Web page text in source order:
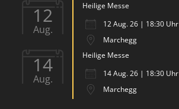
12
Aug.
Heilige Messe
12 Aug. 26 | 18:30 Uhr
Marchegg
14
Aug.
Heilige Messe
14 Aug. 26 | 18:30 Uhr
Marchegg